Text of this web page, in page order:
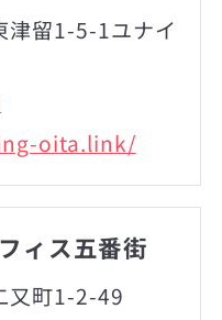
津留1-5-1ユナイ
oita.link/
ィス五番街
又町1-2-49